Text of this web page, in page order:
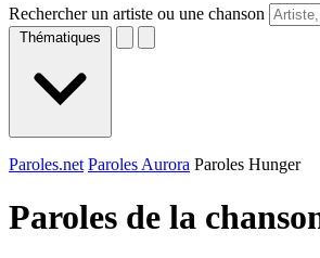
Rechercher un artiste ou une chanson
Thématiques
Paroles.net Paroles Aurora Paroles Hunger
Paroles de la